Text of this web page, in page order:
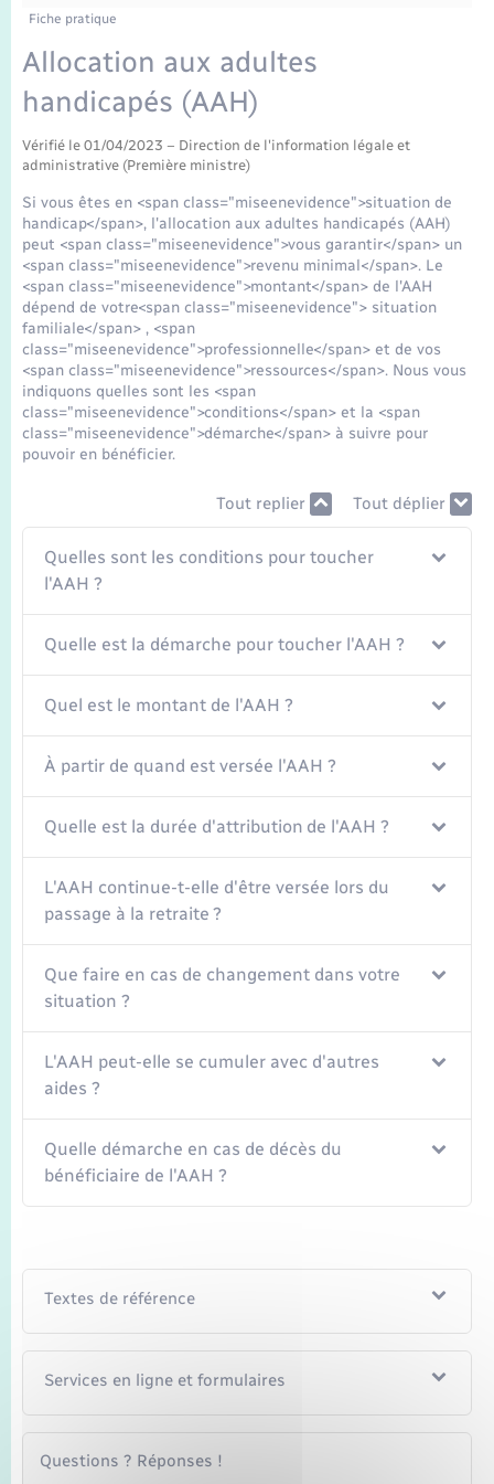
Mariage – PACS
Parrainage civil
Recensement
Fiche pratique
Allocation aux adultes
handicapés (AAH)
Vérifié le 01/04/2023 – Direction de l'information légale et
administrative (Première ministre)
Si vous êtes en <span class="miseenevidence">situation de
handicap</span>, l'allocation aux adultes handicapés (AAH)
peut <span class="miseenevidence">vous garantir</span> un
<span class="miseenevidence">revenu minimal</span>. Le
<span class="miseenevidence">montant</span> de l'AAH
dépend de votre<span class="miseenevidence"> situation
familiale</span> , <span
class="miseenevidence">professionnelle</span> et de vos
<span class="miseenevidence">ressources</span>. Nous vous
indiquons quelles sont les <span
class="miseenevidence">conditions</span> et la <span
class="miseenevidence">démarche</span> à suivre pour
pouvoir en bénéficier.
Tout replier Tout déplier
Quelles sont les conditions pour toucher
l'AAH ?
Quelle est la démarche pour toucher l'AAH ?
Quel est le montant de l'AAH ?
À partir de quand est versée l'AAH ?
Quelle est la durée d'attribution de l'AAH ?
L'AAH continue-t-elle d'être versée lors du
passage à la retraite ?
Que faire en cas de changement dans votre
situation ?
L'AAH peut-elle se cumuler avec d'autres
aides ?
Quelle démarche en cas de décès du
bénéficiaire de l'AAH ?
Textes de référence
Services en ligne et formulaires
Questions ? Réponses !